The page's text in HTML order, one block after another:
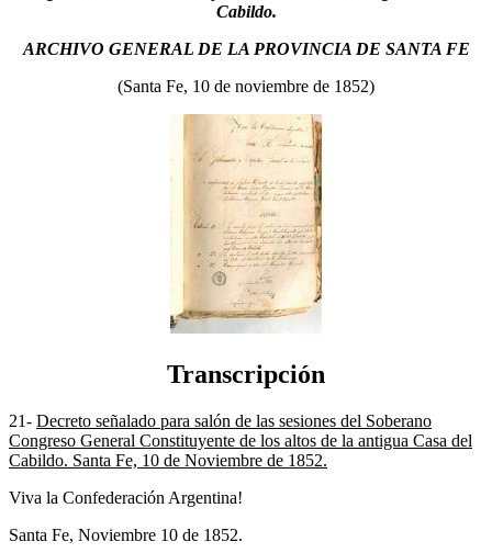
Cabildo.
ARCHIVO GENERAL DE LA PROVINCIA DE SANTA FE
(Santa Fe, 10 de noviembre de 1852)
Transcripción
21- Decreto señalado para salón de las sesiones del Soberano
Congreso General Constituyente de los altos de la antigua Casa del
Cabildo. Santa Fe, 10 de Noviembre de 1852.
Viva la Confederación Argentina!
Santa Fe, Noviembre 10 de 1852.